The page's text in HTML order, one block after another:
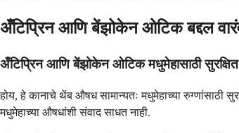
अँटिप्रिन आणि बेंझोकेन ओटिक बद्दल
अँटिप्रिन आणि बेंझोकेन ओटिक मधुमेहासाठी
होय, हे कानाचे थेंब औषध सामान्यतः मधुमेहाच्या रुग्णांसाठी
मधुमेहाच्या औषधांशी संवाद साधत नाही.